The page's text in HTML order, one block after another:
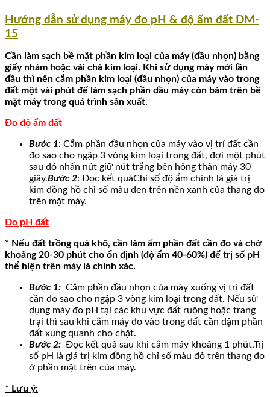
Hướng dẫn sử dụng máy đo pH & độ ẩm đất DM-
15
Cần làm sạch bề mặt phần kim loại của máy (đầu nhọn) bằng
giấy nhám hoặc vải chà kim loại. Khi sử dụng máy mới lần
đầu thì nên cắm phần kim loại (đầu nhọn) của máy vào trong
đất một vài phút để làm sạch phần dầu máy còn bám trên bề
mặt máy trong quá trình sản xuất.
Đo độ ẩm đất
Bước 1: Cắm phần đầu nhọn của máy vào vị trí đất cần
đo sao cho ngập 3 vòng kim loại trong đất, đợi một phút
sau đó nhấn nút giữ nút trắng bên hông thân máy 30
giây.Bước 2: Đọc kết quảChỉ số độ ẩm chính là giá trị
kim đồng hồ chỉ số màu đen trên nền xanh của thang đo
trên mặt máy.
Đo pH đất
* Nếu đất trồng quá khô, cần làm ẩm phần đất cần đo và chờ
khoảng 20-30 phút cho ổn định (độ ẩm 40-60%) để trị số pH
thể hiện trên máy là chính xác.
Bước 1: Cắm phần đầu nhọn của máy xuống vị trí đất
cần đo sao cho ngập 3 vòng kim loại trong đất. Nếu sử
dụng máy đo pH tại các khu vực đất ruộng hoặc trang
trại thì sau khi cắm máy đo vào trong đất cần dậm phần
đất xung quanh cho chặt.
Bước 2: Đọc kết quả sau khi cắm máy khoảng 1 phút.Trị
số pH là giá trị kim đồng hồ chỉ số màu đỏ trên thang đo
ở phần mặt trên của máy.
* Lưu ý: